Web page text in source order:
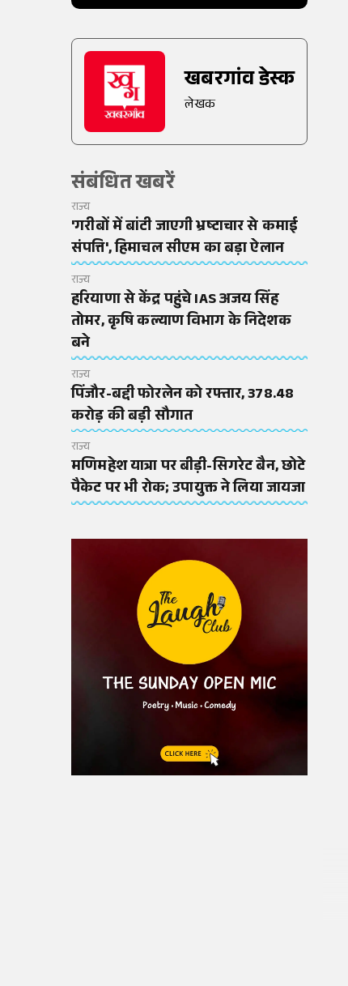
खबरगांव डेस्क
लेखक
संबंधित खबरें
राज्य
'गरीबों में बांटी जाएगी भ्रष्टाचार से कमाई
संपत्ति', हिमाचल सीएम का बड़ा ऐलान
राज्य
हरियाणा से केंद्र पहुंचे IAS अजय सिंह
तोमर, कृषि कल्याण विभाग के निदेशक
बने
राज्य
पिंजौर-बद्दी फोरलेन को रफ्तार, 378.48
करोड़ की बड़ी सौगात
राज्य
मणिमहेश यात्रा पर बीड़ी-सिगरेट बैन, छोटे
पैकेट पर भी रोक; उपायुक्त ने लिया जायजा